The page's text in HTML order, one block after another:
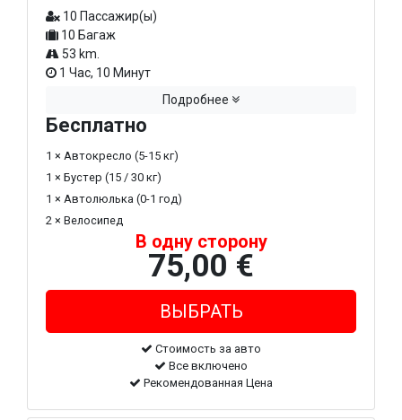
10 Пассажир(ы)
10 Багаж
53 km.
1 Час, 10 Минут
Подробнее
Бесплатно
1 × Автокресло (5-15 кг)
1 × Бустер (15 / 30 кг)
1 × Автолюлька (0-1 год)
2 × Велосипед
В одну сторону
75,00 €
Стоимость за авто
Все включено
Рекомендованная Цена